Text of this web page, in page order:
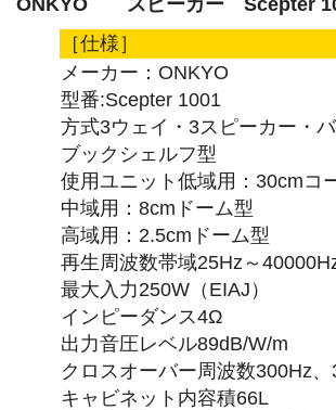
［仕様］
メーカー：ONKYO
型番:Scepter 1001
方式3ウェイ・3スピーカー・
ブックシェルフ型
使用ユニット低域用：30cmコ
中域用：8cmドーム型
高域用：2.5cmドーム型
再生周波数帯域25Hz～
最大入力250W（EIAJ）
インピーダンス4Ω
出力音圧レベル89dB/W/m
クロスオーバー周波数300Hz
キャビネット内容積66L